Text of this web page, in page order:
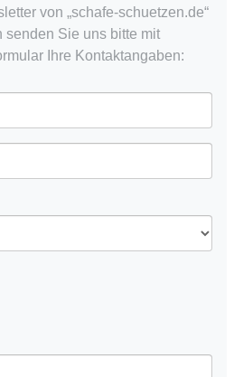
von „schafe-schuetzen.de“
senden Sie uns bitte mit
Ihre Kontaktangaben: